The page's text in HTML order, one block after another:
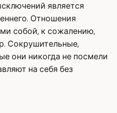
является
Отношения
собой, к сожалению,
Сокрушительные,
они никогда не посмели
на себя без